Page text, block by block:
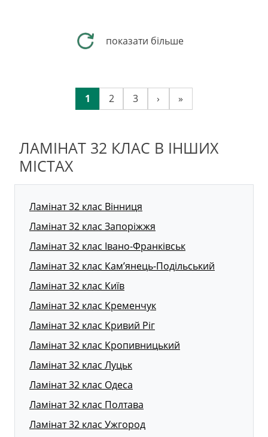
показати більше
1 2 3 › »
ЛАМІНАТ 32 КЛАС В ІНШИХ
МІСТАХ
Ламінат 32 клас Вінниця
Ламінат 32 клас Запоріжжя
Ламінат 32 клас Івано-Франківськ
Ламінат 32 клас Кам’янець-Подільський
Ламінат 32 клас Київ
Ламінат 32 клас Кременчук
Ламінат 32 клас Кривий Ріг
Ламінат 32 клас Кропивницький
Ламінат 32 клас Луцьк
Ламінат 32 клас Одеса
Ламінат 32 клас Полтава
Ламінат 32 клас Ужгород